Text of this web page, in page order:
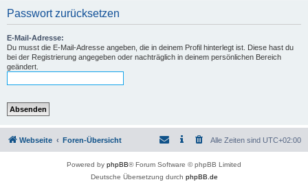
h
Passwort zurücksetzen
E-Mail-Adresse:
Du musst die E-Mail-Adresse angeben, die in deinem Profil hinterlegt ist. Diese hast du
bei der Registrierung angegeben oder nachträglich in deinem persönlichen Bereich
geändert.
Webseite Foren-Übersicht Alle Zeiten sind UTC+02:00
Powered by phpBB® Forum Software © phpBB Limited
Deutsche Übersetzung durch phpBB.de